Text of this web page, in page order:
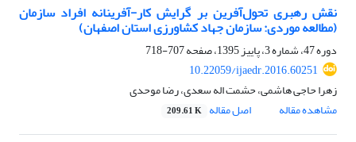
نقش رهبری تحول‌آفرین بر گرایش کار-آفرینانه افراد سازمان
(مطالعه موردی: سازمان جهاد کشاورزی استان اصفهان)
دوره 47، شماره 3، پاییز 1395، صفحه
707-718
10.22059/ijaedr.2016.60251
زهرا حاجی هاشمی، حشمت اله سعدی، رضا موحدی
مشاهده مقاله
اصل مقاله 209.61 K